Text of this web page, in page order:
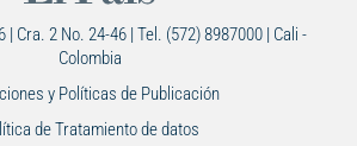
Cra. 2 No. 24-46 | Tel. (572) 8987000 | Cali -
Colombia
y Políticas de Publicación
de Tratamiento de datos